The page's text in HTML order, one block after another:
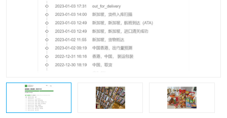
深圳国际物流公司
DHL国际快递电话 深圳国际快递
新能源电池出口物流